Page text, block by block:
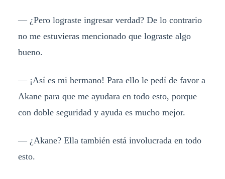
— ¿Pero lograste ingresar verdad? De lo contrario
no me estuvieras mencionado que lograste algo
bueno.
— ¡Así es mi hermano! Para ello le pedí de favor a
Akane para que me ayudara en todo esto, porque
con doble seguridad y ayuda es mucho mejor.
— ¿Akane? Ella también está involucrada en todo
esto.